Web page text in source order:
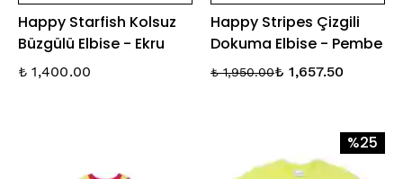
Happy Starfish Kolsuz
Büzgülü Elbise - Ekru
₺ 1,400.00
Happy Stripes Çizgili
Dokuma Elbise - Pembe
₺ 1,950.00₺ 1,657.50
%25